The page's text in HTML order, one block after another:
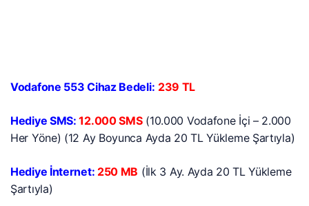
Vodafone 553 Cihaz Bedeli: 239 TL
Hediye SMS:12.000 SMS(10.000 Vodafone İçi – 2.000
Her Yöne) (12 Ay Boyunca Ayda 20 TL Yükleme Şartıyla)
Hediye İnternet: 250 MB (İlk 3 Ay. Ayda 20 TL Yükleme
Şartıyla)